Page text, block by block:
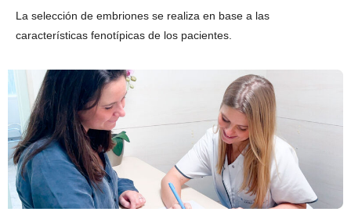
La selección de embriones se realiza en base a las
características fenotípicas de los pacientes.